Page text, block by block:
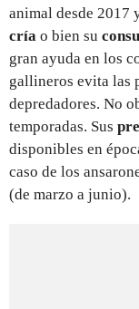
animal desde 2017
cría o bien su
gran ayuda en los
gallineros evita las
depredadores. No
temporadas. Sus
disponibles en
caso de los
(de marzo a junio).